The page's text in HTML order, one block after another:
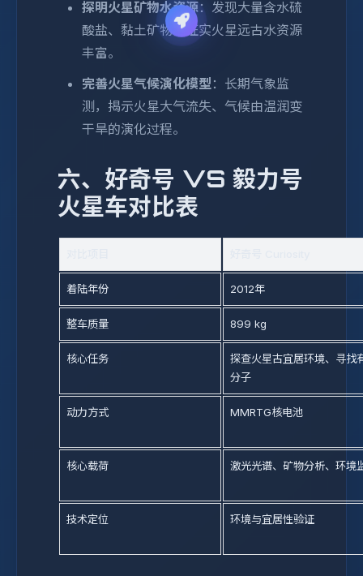
探明火星矿物水资源：发现大量含水硫
酸盐、黏土矿物，证实火星远古水资源
丰富。
完善火星气候演化模型 ：长期气象监
测，揭示火星大气流失、气候由温润变
干旱的演化过程。
六、好奇号 VS 毅力号
火星车对比表
着陆年份 2012年
整车质量 899 kg
核心任务
探查火星古宜居环境、寻找
分子
动力方式 MMRTG核电池
核心载荷 激光光谱、矿物分析、环境
技术定位 环境与宜居性验证